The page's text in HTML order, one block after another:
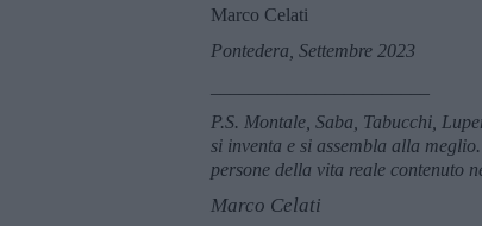
Marco Celati
Pontedera, Settembre 2023
P.S. Montale, Saba, Tabucchi,
si inventa e si assembla alla
persone della vita reale contenuto
Marco Celati